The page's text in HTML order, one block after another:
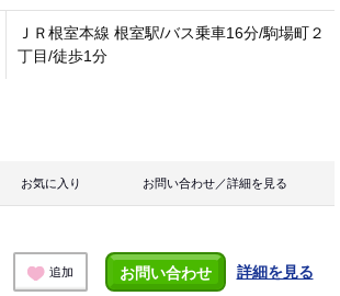
ＪＲ根室本線 根室駅/バス乗車16分/駒場町２
丁目/徒歩1分
お気に入り お問い合わせ／詳細を見る
追加 お問い合わせ 詳細を見る